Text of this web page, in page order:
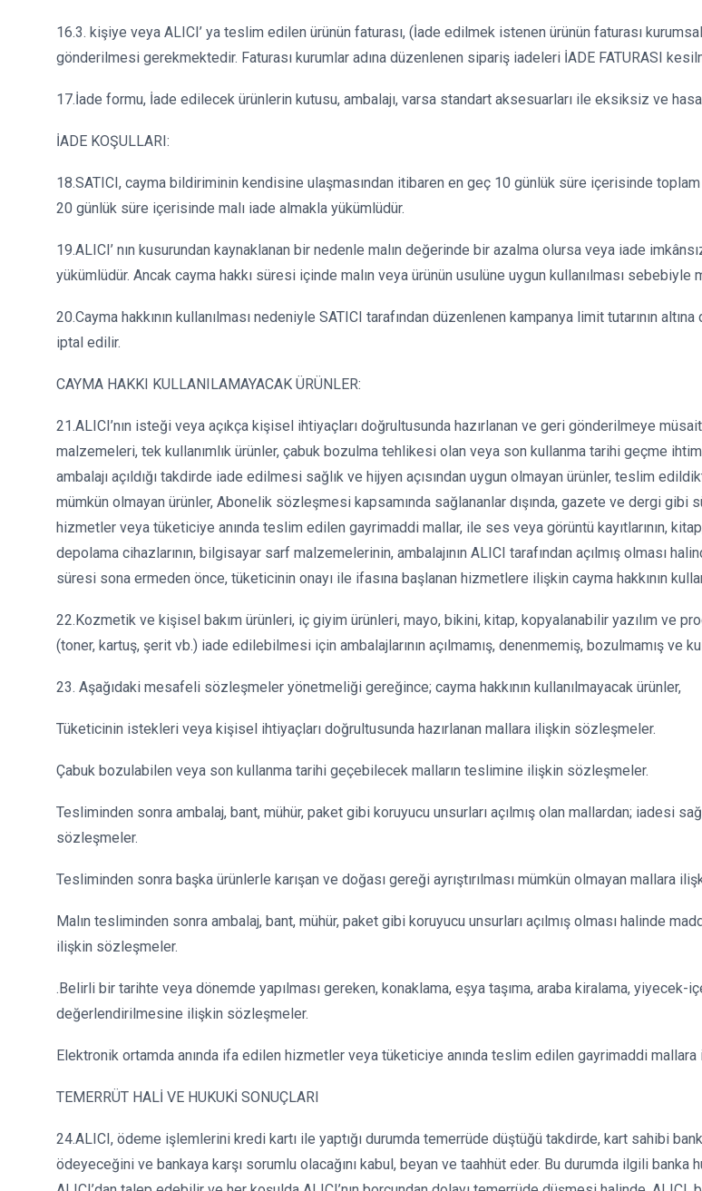
16.3. kişiye veya ALICI’ ya teslim edilen ürünün faturası, (İade edilmek istenen ürünün faturası
gönderilmesi gerekmektedir. Faturası kurumlar adına düzenlenen sipariş iadeleri İADE FATURASI
17.İade formu, İade edilecek ürünlerin kutusu, ambalajı, varsa standart aksesuarları ile eksiksiz ve
İADE KOŞULLARI:
18.SATICI, cayma bildiriminin kendisine ulaşmasından itibaren en geç 10 günlük süre içerisinde
20 günlük süre içerisinde malı iade almakla yükümlüdür.
19.ALICI’ nın kusurundan kaynaklanan bir nedenle malın değerinde bir azalma olursa veya iade
yükümlüdür. Ancak cayma hakkı süresi içinde malın veya ürünün usulüne uygun kullanılması
20.Cayma hakkının kullanılması nedeniyle SATICI tarafından düzenlenen kampanya limit tutarının
iptal edilir.
CAYMA HAKKI KULLANILAMAYACAK ÜRÜNLER:
21.ALICI’nın isteği veya açıkça kişisel ihtiyaçları doğrultusunda hazırlanan ve geri gönderilmeye
malzemeleri, tek kullanımlık ürünler, çabuk bozulma tehlikesi olan veya son kullanma tarihi geçme
ambalajı açıldığı takdirde iade edilmesi sağlık ve hijyen açısından uygun olmayan ürünler, teslim
mümkün olmayan ürünler, Abonelik sözleşmesi kapsamında sağlananlar dışında, gazete ve dergi gibi
hizmetler veya tüketiciye anında teslim edilen gayrimaddi mallar, ile ses veya görüntü kayıtlarının,
depolama cihazlarının, bilgisayar sarf malzemelerinin, ambalajının ALICI tarafından açılmış olması
süresi sona ermeden önce, tüketicinin onayı ile ifasına başlanan hizmetlere ilişkin cayma hakkının
22.Kozmetik ve kişisel bakım ürünleri, iç giyim ürünleri, mayo, bikini, kitap, kopyalanabilir yazılım ve
(toner, kartuş, şerit vb.) iade edilebilmesi için ambalajlarının açılmamış, denenmemiş, bozulmamış ve
23. Aşağıdaki mesafeli sözleşmeler yönetmeliği gereğince; cayma hakkının kullanılmayacak ürünler,
Tüketicinin istekleri veya kişisel ihtiyaçları doğrultusunda hazırlanan mallara ilişkin sözleşmeler.
Çabuk bozulabilen veya son kullanma tarihi geçebilecek malların teslimine ilişkin sözleşmeler.
Tesliminden sonra ambalaj, bant, mühür, paket gibi koruyucu unsurları açılmış olan mallardan; iadesi
sözleşmeler.
Tesliminden sonra başka ürünlerle karışan ve doğası gereği ayrıştırılması mümkün olmayan mallara
Malın tesliminden sonra ambalaj, bant, mühür, paket gibi koruyucu unsurları açılmış olması halinde
ilişkin sözleşmeler.
.Belirli bir tarihte veya dönemde yapılması gereken, konaklama, eşya taşıma, araba kiralama,
değerlendirilmesine ilişkin sözleşmeler.
Elektronik ortamda anında ifa edilen hizmetler veya tüketiciye anında teslim edilen gayrimaddi
TEMERRÜT HALİ VE HUKUKİ SONUÇLARI
24.ALICI, ödeme işlemlerini kredi kartı ile yaptığı durumda temerrüde düştüğü takdirde, kart sahibi
ödeyeceğini ve bankaya karşı sorumlu olacağını kabul, beyan ve taahhüt eder. Bu durumda ilgili